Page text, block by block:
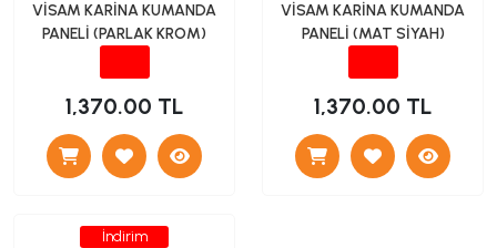
VİSAM KARİNA KUMANDA
PANELİ (PARLAK KROM)
1,370.00 TL
VİSAM KARİNA KUMANDA
PANELİ (MAT SİYAH)
1,370.00 TL
İndirim